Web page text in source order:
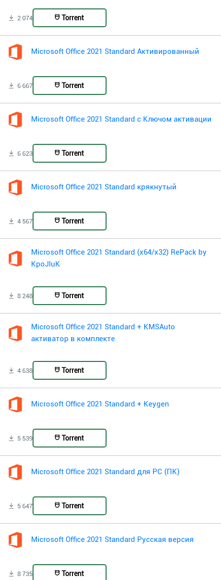
2 074 Torrent
Microsoft Office 2021 Standard Активированный
6 667 Torrent
Microsoft Office 2021 Standard с Ключом активации
6 623 Torrent
Microsoft Office 2021 Standard крякнутый
4 567 Torrent
Microsoft Office 2021 Standard (x64/x32) RePack by
KpoJIuK
8 248 Torrent
Microsoft Office 2021 Standard + KMSAuto
активатор в комплекте
4 638 Torrent
Microsoft Office 2021 Standard + Keygen
5 539 Torrent
Microsoft Office 2021 Standard для PC (ПК)
5 647 Torrent
Microsoft Office 2021 Standard Русская версия
8 735 Torrent